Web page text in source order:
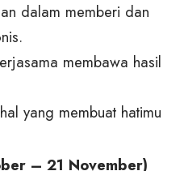
dalam memberi dan
membawa hasil
yang membuat hatimu
– 21 November)